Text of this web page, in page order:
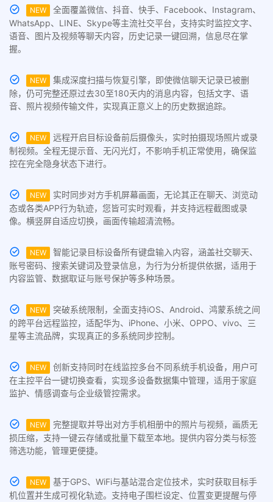
NEW
全面覆盖微信、抖音、快手、Facebook、Instagram、
WhatsApp、LINE、Skype等主流社交平台，支持实时监控文字、
语音、图片及视频等聊天内容，历史记录一键回溯，信息尽在掌
握。
NEW
集成深度扫描与恢复引擎，即使微信聊天记录已被删
除，仍可完整还原过去30至180天内的消息内容，包括文字、语
音、照片视频传输文件，实现真正意义上的历史数据追踪。
NEW
远程开启目标设备前后摄像头，实时拍摄现场照片或录
制视频。全程无提示音、无闪光灯，不影响手机正常使用，确保监
控在完全隐身状态下进行。
NEW
实时同步对方手机屏幕画面，无论其正在聊天、浏览动
态或各类APP行为轨迹，您皆可实时观看，并支持远程截图或录
像。横竖屏自适应切换，画面传输超清流畅。
NEW
智能记录目标设备所有键盘输入内容，涵盖社交聊天、
账号密码、搜索关键词及登录信息，为行为分析提供依据，适用于
内容监管、数据取证与账号保护等多种场景。
NEW
突破系统限制，全面支持iOS、Android、鸿蒙系统之间
的跨平台远程监控，适配华为、iPhone、小米、OPPO、vivo、三
星等主流品牌，实现真正的多系统同步控制。
NEW
创新支持同时在线监控多台不同系统手机设备，用户可
在主控平台一键切换查看，实现多设备数据集中管理，适用于家庭
监护、情感调查与企业级管控需求。
NEW
完整提取并导出对方手机相册中的照片与视频，画质无
损压缩，支持一键云存储或批量下载至本地。提供内容分类与标签
筛选功能，管理更便捷。
NEW
基于GPS、WiFi与基站混合定位技术，实时获取目标手
机位置并生成可视化轨迹。支持电子围栏设定、位置变更提醒与停